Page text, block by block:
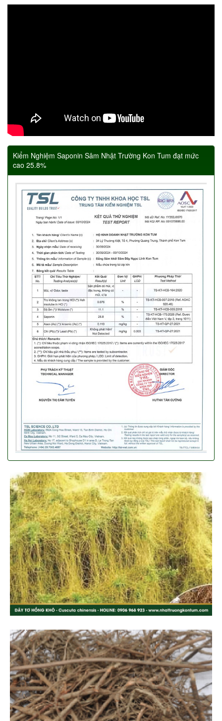
Kiểm Nghiệm Saponin Sâm Nhật Trường Kon Tum đạt mức
cao 25.8%